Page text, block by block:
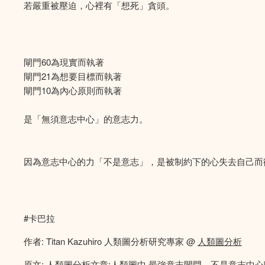
若嚴重被壓迫，心裡有「想死」貪頭。
閘門60為現實而執著
閘門21為想要目標而執著
閘門10為內心原則而執著
是「無須意志中心」的意志力。
因為意志中心的力「不是意志」，是被制約下的心失去自己而
#卡巴拉
作者: Titan Kazuhiro 人類圖分析研究專家 @ 人類圖分析